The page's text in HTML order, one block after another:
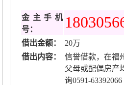
金主手机
号：
借出金额：
20万
借出内容：
信誉借款，在福
父母或配偶房产
询0591-63392066